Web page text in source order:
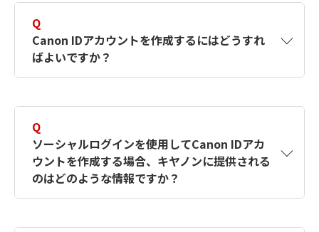
Q
Canon IDアカウントを作成するにはどうすれ
ばよいですか？
す。詳しい作成方法は【カメラ】Canon IDとは
何ですか？Canon IDの作成方法は？をご確認く
ださい。
Q
ソーシャルログインを使用してCanon IDアカ
ウントを作成する場合、キヤノンに提供される
のはどのような情報ですか？